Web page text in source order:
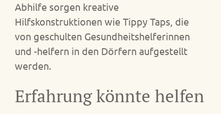
Abhilfe sorgen kreative
Hilfskonstruktionen wie Tippy Taps, die
von geschulten Gesundheitshelferinnen
und -helfern in den Dörfern aufgestellt
werden.
Erfahrung könnte helfen